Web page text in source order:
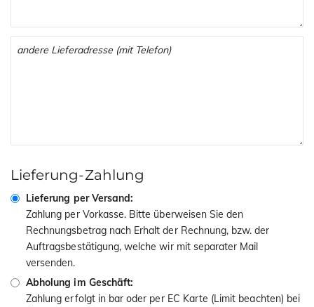
Lieferung-Zahlung
Lieferung per Versand:
Zahlung per Vorkasse. Bitte überweisen Sie den
Rechnungsbetrag nach Erhalt der Rechnung, bzw. der
Auftragsbestätigung, welche wir mit separater Mail
versenden.
Abholung im Geschäft:
Zahlung erfolgt in bar oder per EC Karte (Limit beachten) bei